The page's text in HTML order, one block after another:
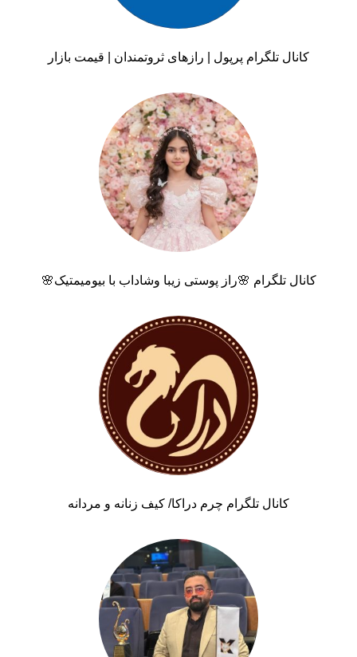
کانال تلگرام پرپول | رازهای ثروتمندان | قیمت بازار
کانال تلگرام 🌸راز پوستی زیبا وشاداب با بیومیمتیک🌸
کانال تلگرام چرم دراکا/ کیف زنانه و مردانه